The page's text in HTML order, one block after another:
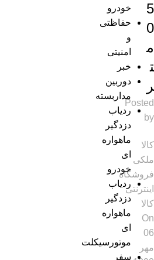
5
0
م
ت
ر
Posted
by
کالا
ملکی
فروشگاه
اینترنتی
کالا
On
06
مهر
خودرو
حفاظتی
و
امنیتی
خبر
دوربین
مداربسته
ردیاب
دزدگیر
ماهواره
ای
خودرو
ردیاب
دزدگیر
ماهواره
ای
موتورسیکلت
سفر